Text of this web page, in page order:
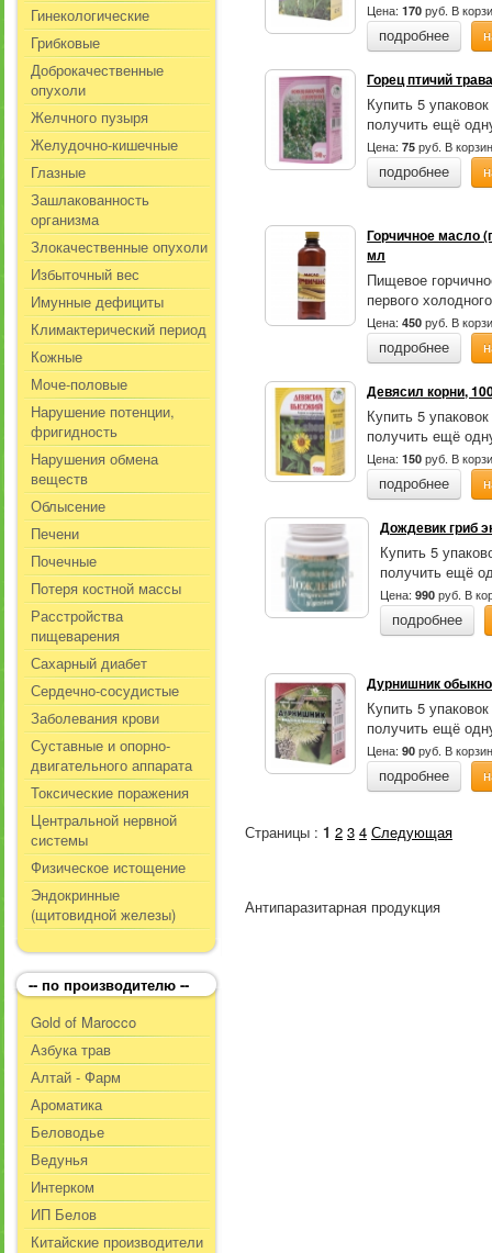
Гинекологические
Грибковые
Доброкачественные
опухоли
Желчного пузыря
Желудочно-кишечные
Глазные
Зашлакованность
организма
Злокачественные опухоли
Избыточный вес
Имунные дефициты
Климактерический период
Кожные
Моче-половые
Нарушение потенции,
фригидность
Нарушения обмена
веществ
Облысение
Печени
Почечные
Потеря костной массы
Расстройства
пищеварения
Сахарный диабет
Сердечно-сосудистые
Заболевания крови
Суставные и опорно-
двигательного аппарата
Токсические поражения
Центральной нервной
системы
Физическое истощение
Эндокринные
(щитовидной железы)
-- по производителю --
Gold of Marocco
Азбука трав
Алтай - Фарм
Ароматика
Беловодье
Ведунья
Интерком
ИП Белов
Китайские производители
Цена:170 руб. В
подробнее
Горец птичий
Купить 5
получить ещё
Цена:75 руб. В
подробнее
Горчичное масло
мл
Пищевое
первого
Цена:450 руб. В
подробнее
Девясил корни,
Купить 5
получить ещё
Цена:150 руб. В
подробнее
Дождевик гриб
Купить 5
получить ещё
Цена: 990руб. В
подробнее
Дурнишник
Купить 5
получить ещё
Цена:90 руб. В
подробнее
Страницы : 1 2 3 4 Следующая
Антипаразитарная продукция